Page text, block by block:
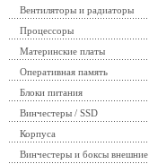
Вентиляторы и радиаторы
Процессоры
Материнские платы
Оперативная память
Блоки питания
Винчестеры / SSD
Корпуса
Винчестеры и боксы внешние